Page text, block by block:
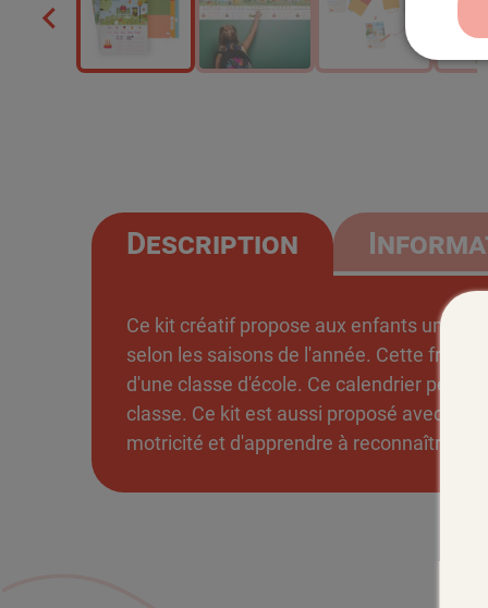
Description
Ce kit créatif propose aux enfants un
selon les saisons de l'année. Cette frise
d'une classe d'école. Ce calendrier
classe. Ce kit est aussi proposé avec
motricité et d'apprendre à reconnaître